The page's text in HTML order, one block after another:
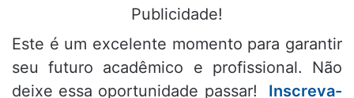
Publicidade!
Este é um excelente momento para garantir
seu futuro acadêmico e profissional. Não
deixe essa oportunidade passar! Inscreva-